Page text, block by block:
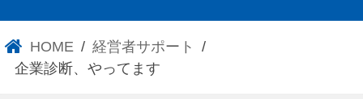
HOME
経営者サポート
企業診断、やってます